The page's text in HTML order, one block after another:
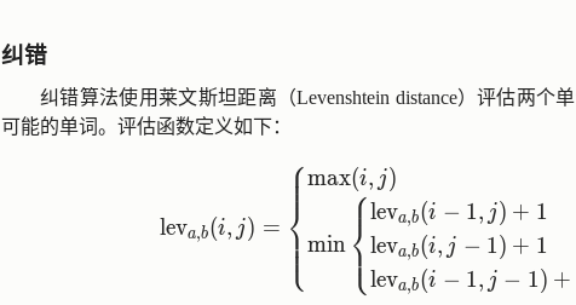
纠错
纠错算法使用莱文斯坦距离（Levenshtein distance）评估两
可能的单词。评估函数定义如下：
\qquad\operatorname{lev}_{a,b}(i,j) =
leva,b(i, j) =
⎩
⎪
⎪
⎪
⎨
⎪
⎪
⎪
⎧max(i, j)
min ⎩
⎪
⎨
⎪
⎧leva,b(i − 1, j) + 1
leva,b(i, j − 1) + 1
leva,b(i − 1, j − 1) +